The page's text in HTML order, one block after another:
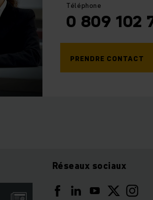
Téléphone
0 809 102
PRENDRE CONTACT
Réseaux sociaux